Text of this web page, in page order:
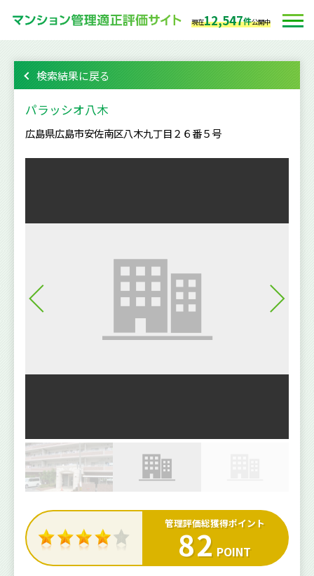
現在12,547件公開中
検索結果に戻る
パラッシオ八木
広島県広島市安佐南区八木九丁目２６番５号
管理評価総獲得ポイント
82 POINT